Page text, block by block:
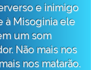
e inimigo
à Misoginia ele
um som
Não mais nos
nos matarão.